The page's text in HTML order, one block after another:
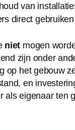
van
direct gebruiken
niet mogen
zijn onder
op het gebouw
en
als eigenaar ten